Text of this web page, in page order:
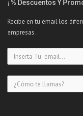
¡ % Descuentos Y
Recibe en tu email los
empresas.